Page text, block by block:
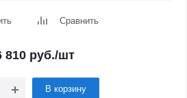
Сравнить
810руб./шт
В корзину